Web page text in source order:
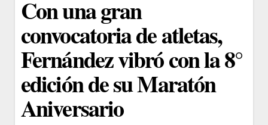
Con una gran
convocatoria de atletas,
Fernández vibró con la 8°
edición de su Maratón
Aniversario